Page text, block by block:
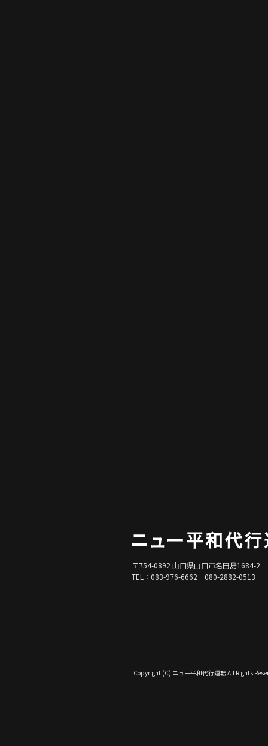
〒754-0892 山口県山口市名田島1684-2
TEL：083-976-6662 080-2882-0513
Copyright (C) ニュー平和代行運転 All Rights